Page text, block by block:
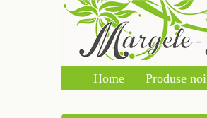
Home Produse noi